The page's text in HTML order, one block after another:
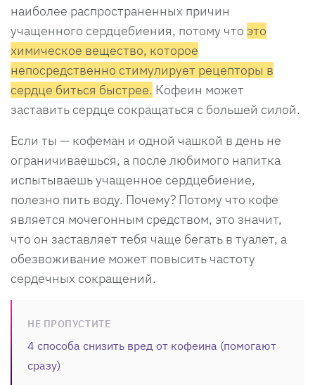
наиболее распространенных причин
учащенного сердцебиения, потому что это
химическое вещество, которое
непосредственно стимулирует рецепторы в
сердце биться быстрее. Кофеин может
заставить сердце сокращаться с большей силой.
Если ты — кофеман и одной чашкой в день не
ограничиваешься, а после любимого напитка
испытываешь учащенное сердцебиение,
полезно пить воду. Почему? Потому что кофе
является мочегонным средством, это значит,
что он заставляет тебя чаще бегать в туалет, а
обезвоживание может повысить частоту
сердечных сокращений.
НЕ ПРОПУСТИТЕ
4 способа снизить вред от кофеина (помогают
сразу)